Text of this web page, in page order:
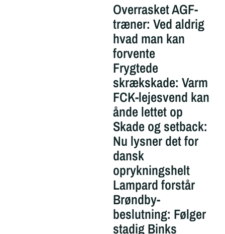
Overrasket AGF-
træner: Ved aldrig
hvad man kan
forvente
Frygtede
skrækskade: Varm
FCK-lejesvend kan
ånde lettet op
Skade og setback:
Nu lysner det for
dansk
oprykningshelt
Lampard forstår
Brøndby-
beslutning: Følger
stadig Binks